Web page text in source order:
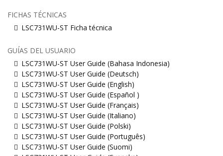
FICHAS TÉCNICAS
LSC731WU-ST Ficha técnica
GUÍAS DEL USUARIO
LSC731WU-ST User Guide (Bahasa Indonesia)
LSC731WU-ST User Guide (Deutsch)
LSC731WU-ST User Guide (English)
LSC731WU-ST User Guide (Español )
LSC731WU-ST User Guide (Français)
LSC731WU-ST User Guide (Italiano)
LSC731WU-ST User Guide (Polski)
LSC731WU-ST User Guide (Português)
LSC731WU-ST User Guide (Suomi)